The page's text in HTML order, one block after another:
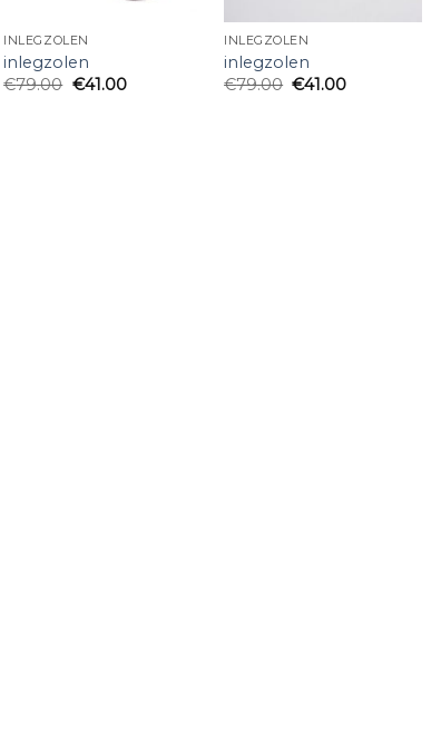
INLEGZOLEN
inlegzolen
€79.00 €41.00
INLEGZOLEN
inlegzolen
€79.00 €41.00